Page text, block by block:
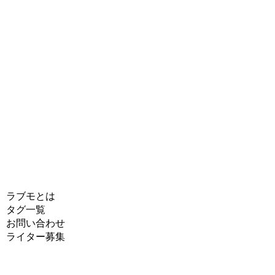
ラブモとは
タグ一覧
お問い合わせ
ライター募集